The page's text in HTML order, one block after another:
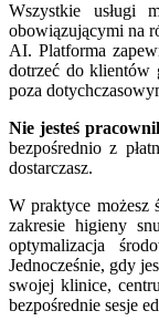
Wszystkie usługi
obowiązującymi na
AI. Platforma
dotrzeć do klientów
poza
Nie jesteś
bezpośrednio z
dostarczasz.
W praktyce możesz
zakresie higieny
optymalizacja
Jednocześnie, gdy
swojej klinice,
bezpośrednie sesje